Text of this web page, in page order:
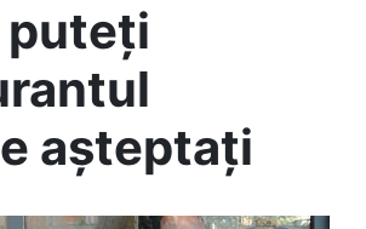
puteți
așteptați